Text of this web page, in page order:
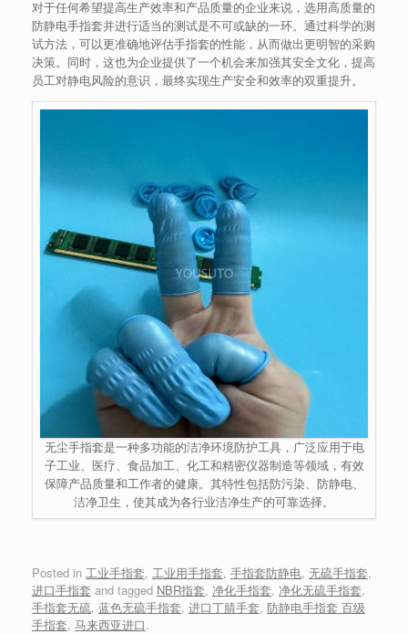
对于任何希望提高生产效率和产品质量的企业来说，选用高质量的
防静电手指套并进行适当的测试是不可或缺的一环。通过科学的测
试方法，可以更准确地评估手指套的性能，从而做出更明智的采购
决策。同时，这也为企业提供了一个机会来加强其安全文化，提高
员工对静电风险的意识，最终实现生产安全和效率的双重提升。
无尘手指套是一种多功能的洁净环境防护工具，广泛应用于电
子工业、医疗、食品加工、化工和精密仪器制造等领域，有效
保障产品质量和工作者的健康。其特性包括防污染、防静电、
洁净卫生，使其成为各行业洁净生产的可靠选择。
Posted in 工业手指套, 工业用手指套, 手指套防静电, 无硫手指套,
进口手指套 and tagged NBR指套, 净化手指套, 净化无硫手指套,
手指套无硫, 蓝色无硫手指套, 进口丁腈手套, 防静电手指套 百级
手指套, 马来西亚进口.